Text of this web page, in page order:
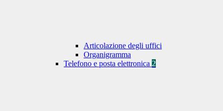
Articolazione degli uffici
Organigramma
Telefono e posta elettronica 2